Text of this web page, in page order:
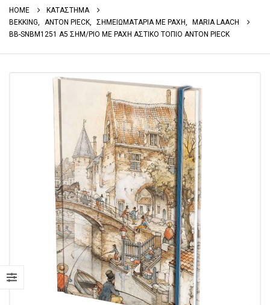
HOME
ΚΑΤΑΣΤΗΜΑ
BEKKING
ANTON PIECK ΣΗΜΕΙΩΜΑΤΑΡΙΑ ΜΕ ΡΑΧΗ
MARIA LAACH
BB-SNBM1251 A5 ΣΗΜ/ΡΙΟ ΜΕ ΡΑΧΗ ΑΣΤΙΚΟ ΤΟΠΙΟ ANTON PIECK